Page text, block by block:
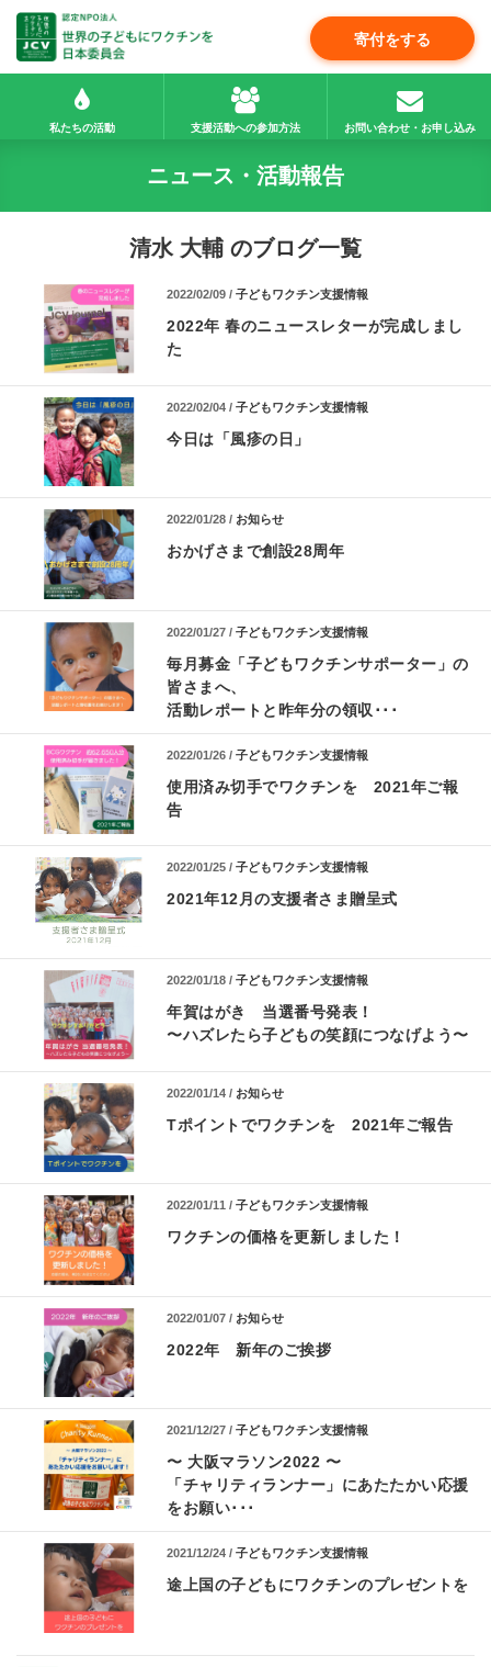
寄付をする
私たちの活動 支援活動への参加方法 お問い合わせ・お申し込み
ニュース・活動報告
清水 大輔 のブログ一覧
2022/02/09 /子どもワクチン支援情報
2022年 春のニュースレターが完成しまし
た
2022/02/04 /子どもワクチン支援情報
今日は「風疹の日」
2022/01/28 / お知らせ
おかげさまで創設28周年
2022/01/27 /子どもワクチン支援情報
毎月募金「子どもワクチンサポーター」の
皆さまへ、
活動レポートと昨年分の領収･･･
2022/01/26 /子どもワクチン支援情報
使用済み切手でワクチンを 2021年ご報
告
2022/01/25 /子どもワクチン支援情報
2021年12月の支援者さま贈呈式
2022/01/18 /子どもワクチン支援情報
年賀はがき 当選番号発表！
〜ハズレたら子どもの笑顔につなげよう〜
2022/01/14 / お知らせ
Tポイントでワクチンを 2021年ご報告
2022/01/11 /子どもワクチン支援情報
ワクチンの価格を更新しました！
2022/01/07 / お知らせ
2022年 新年のご挨拶
2021/12/27 /子どもワクチン支援情報
〜 大阪マラソン2022 〜
「チャリティランナー」にあたたかい応援
をお願い･･･
2021/12/24 /子どもワクチン支援情報
途上国の子どもにワクチンのプレゼントを